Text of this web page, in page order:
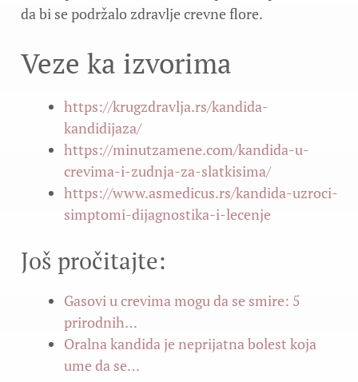
da bi se podržalo zdravlje crevne flore.
Veze ka izvorima
https://krugzdravlja.rs/kandida-
kandidijaza/
https://minutzamene.com/kandida-u-
crevima-i-zudnja-za-slatkisima/
https://www.asmedicus.rs/kandida-uzroci-
simptomi-dijagnostika-i-lecenje
Još pročitajte:
Gasovi u crevima mogu da se smire: 5
prirodnih…
Oralna kandida je neprijatna bolest koja
ume da se…